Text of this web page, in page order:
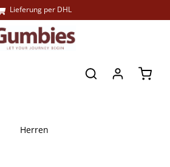
Lieferung per DHL
Herren